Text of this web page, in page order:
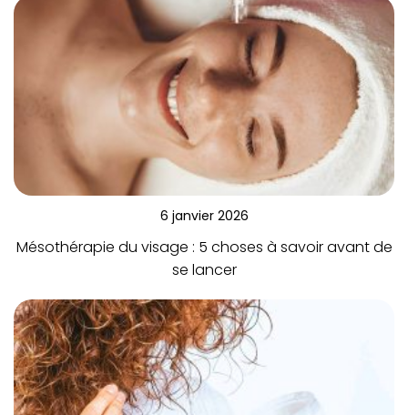
6 janvier 2026
Mésothérapie du visage : 5 choses à savoir avant de
se lancer